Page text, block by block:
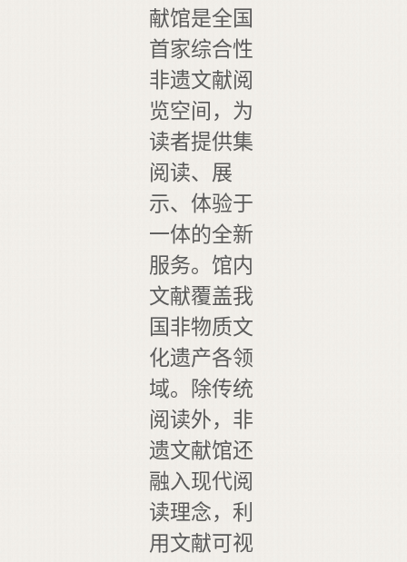
献馆是全国
首家综合性
非遗文献阅
览空间，为
读者提供集
阅读、展
示、体验于
一体的全新
服务。馆内
文献覆盖我
国非物质文
化遗产各领
域。除传统
阅读外，非
遗文献馆还
融入现代阅
读理念，利
用文献可视